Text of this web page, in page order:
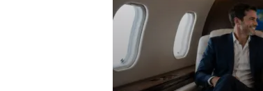
i
n